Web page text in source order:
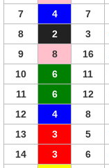
7
4 7
8
2 3
9
8 16
10
6 11
11
6 12
12
4 8
13
3 5
14
3 6